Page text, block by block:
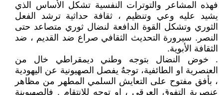
فهذه المشاعر والتوترات النفسية تشكل الأساس الذي
يشيد عليه وعي وتنظيم ، ثقافة حداثية ترشد الفعل
الثوري وتشكل القوة الدافعة لنضال ثوري متصاعد حتى
النصر. سيرورة التحديث الثقافي صراع ضد القديم ، ضد
الثقافة الأبوية.
. خوض النضال بتوجه وطني ديمقراطي خال من
العنصرية او الطائفية، توجهٌ يفصل الصهيونية عن اليهودية
، بأفق مفتوح على التعايش السلمي المطهر من مظاهر
عنصرية التفوق العرقي ، او توجه للانتقام . فالصهيوينة